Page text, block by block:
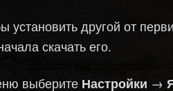
установить другой от
скачать его.
выберите Настройки →